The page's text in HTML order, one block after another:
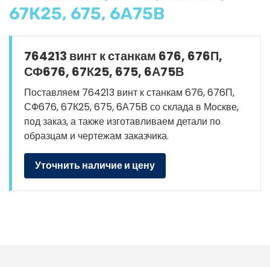
67К25, 675, 6А75В
764213 винт к станкам 676, 676П,
СФ676, 67К25, 675, 6А75В
Поставляем 764213 винт к станкам 676, 676П,
СФ676, 67К25, 675, 6А75В со склада в Москве,
под заказ, а также изготавливаем детали по
образцам и чертежам заказчика.
Уточнить наличие и цену